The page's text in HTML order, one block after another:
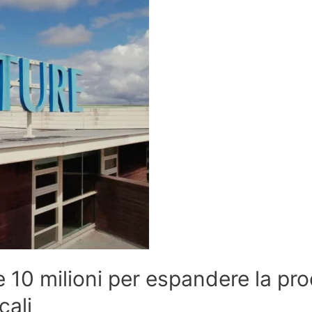
10 milioni per espandere la